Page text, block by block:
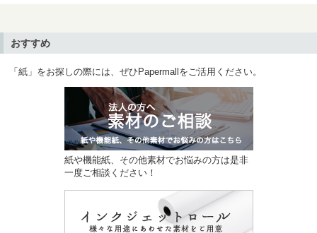
おすすめ
「紙」をお探しの際には、ぜひPapermallをご活用ください。
紙や機能紙、その他素材でお悩みの方は是非
一度ご相談ください！